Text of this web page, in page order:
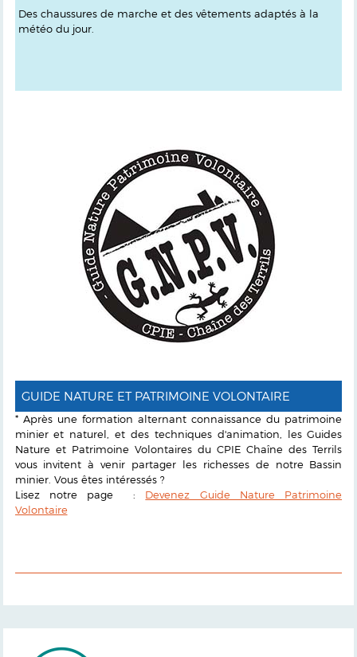
Des chaussures de marche et des vêtements adaptés à la
météo du jour.
GUIDE NATURE ET PATRIMOINE VOLONTAIRE
* Après une formation alternant connaissance du patrimoine
minier et naturel, et des techniques d'animation, les Guides
Nature et Patrimoine Volontaires du CPIE Chaîne des Terrils
vous invitent à venir partager les richesses de notre Bassin
minier. Vous êtes intéressés ?
Lisez notre page : Devenez Guide Nature Patrimoine
Volontaire